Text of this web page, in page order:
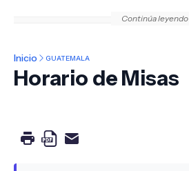
Continúa leyendo
Inicio GUATEMALA
Horario de Misas